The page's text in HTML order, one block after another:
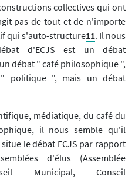
collectives qui ont
pas de tout et de n'importe
qui s'auto-structure11. Il nous
d'ECJS est un débat
débat " café philosophique ",
politique ", mais un débat
médiatique, du café du
il nous semble qu'il
le débat ECJS par rapport
d'élus (Assemblée
Municipal, Conseil